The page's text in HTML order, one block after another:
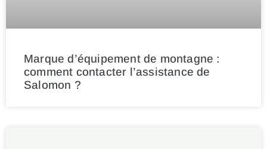
Marque d’équipement de montagne :
comment contacter l’assistance de
Salomon ?